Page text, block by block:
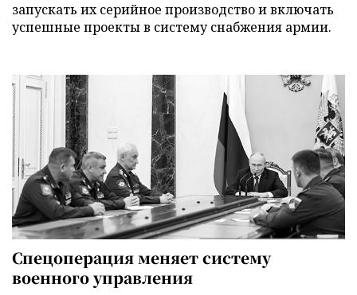
запускать их серийное производство и включать
успешные проекты в систему снабжения армии.
Спецоперация меняет систему
военного управления